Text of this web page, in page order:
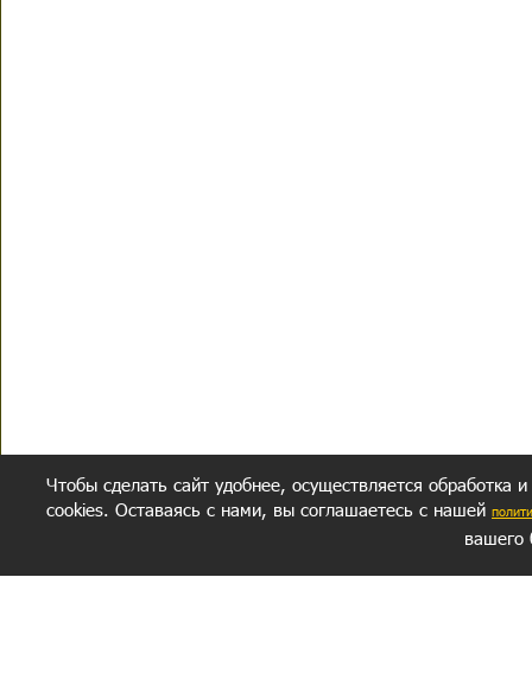
Чтобы сделать сайт удобнее, осуществляется обработка
cookies. Оставаясь с нами, вы соглашаетесь с нашей
вашего